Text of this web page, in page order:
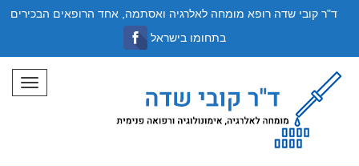
תפריט
ד"ר קובי שדה רופא מומחה לאלרגיה ואסתמה, אחד הרופאים הבכירים
בתחומו בישראל